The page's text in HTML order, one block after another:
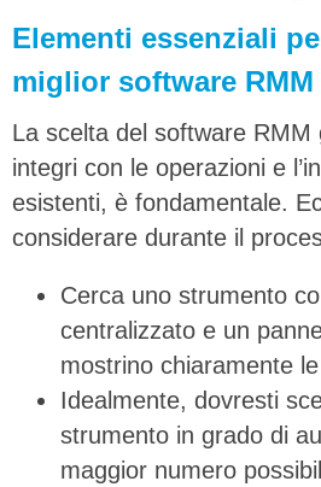
Elementi essenziali
miglior software RMM
La scelta del software RMM
integri con le operazioni e
esistenti, è fondamentale.
considerare durante il
Cerca uno strumento
centralizzato e un
mostrino chiaramente
Idealmente, dovresti
strumento in grado di
maggior numero